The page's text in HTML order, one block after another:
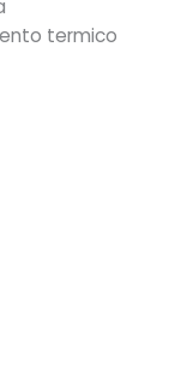
termico